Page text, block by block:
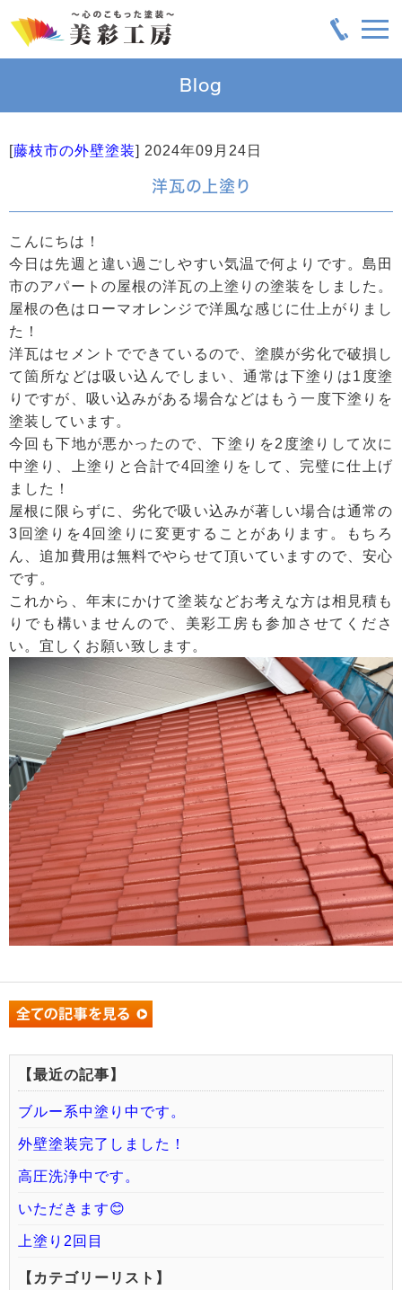
Blog
[藤枝市の外壁塗装] 2024年09月24日
洋瓦の上塗り
こんにちは！
今日は先週と違い過ごしやすい気温で何よりです。島田
市のアパートの屋根の洋瓦の上塗りの塗装をしました。
屋根の色はローマオレンジで洋風な感じに仕上がりまし
た！
洋瓦はセメントでできているので、塗膜が劣化で破損し
て箇所などは吸い込んでしまい、通常は下塗りは1度塗
りですが、吸い込みがある場合などはもう一度下塗りを
塗装しています。
今回も下地が悪かったので、下塗りを2度塗りして次に
中塗り、上塗りと合計で4回塗りをして、完璧に仕上げ
ました！
屋根に限らずに、劣化で吸い込みが著しい場合は通常の
3回塗りを4回塗りに変更することがあります。もちろ
ん、追加費用は無料でやらせて頂いていますので、安心
です。
これから、年末にかけて塗装などお考えな方は相見積も
りでも構いませんので、美彩工房も参加させてくださ
い。宜しくお願い致します。
【最近の記事】
ブルー系中塗り中です。
外壁塗装完了しました！
高圧洗浄中です。
いただきます😊
上塗り2回目
【カテゴリーリスト】